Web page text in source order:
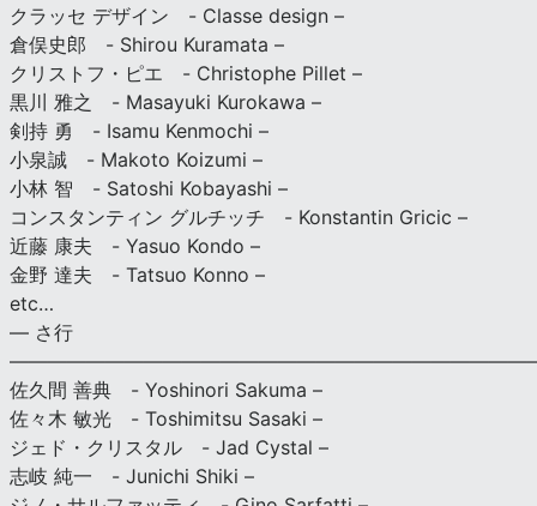
クラッセ デザイン - Classe design –
倉俣史郎 - Shirou Kuramata –
クリストフ・ピエ - Christophe Pillet –
黒川 雅之 - Masayuki Kurokawa –
剣持 勇 - Isamu Kenmochi –
小泉誠 - Makoto Koizumi –
小林 智 - Satoshi Kobayashi –
コンスタンティン グルチッチ - Konstantin Gricic –
近藤 康夫 - Yasuo Kondo –
金野 達夫 - Tatsuo Konno –
etc…
— さ行
佐久間 善典 - Yoshinori Sakuma –
佐々木 敏光 - Toshimitsu Sasaki –
ジェド・クリスタル - Jad Cystal –
志岐 純一 - Junichi Shiki –